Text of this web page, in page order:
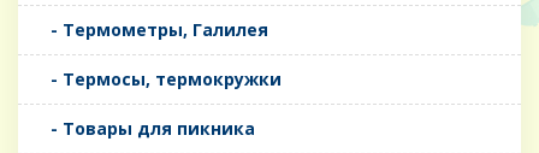
- Термометры, Галилея
- Термосы, термокружки
- Товары для пикника